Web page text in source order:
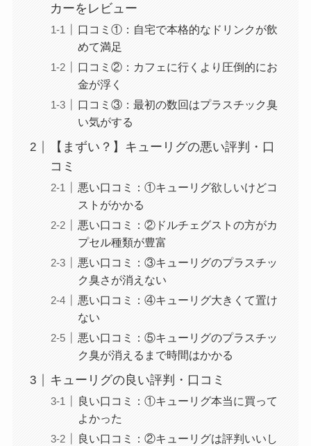
カーをレビュー
口コミ①：自宅で本格的なドリンクが飲
めて満足
口コミ②：カフェに行くより圧倒的にお
金が浮く
口コミ③：最初の数回はプラスチック臭
い気がする
【まずい？】キューリグの悪い評判・口
コミ
悪い口コミ：①キューリグ欲しいけどコ
ストがかかる
悪い口コミ：②ドルチェグストの方がカ
プセル種類が豊富
悪い口コミ：③キューリグのプラスチッ
ク臭さが消えない
悪い口コミ：④キューリグ大きくて置け
ない
悪い口コミ：⑤キューリグのプラスチッ
ク臭が消えるまで時間はかかる
キューリグの良い評判・口コミ
良い口コミ：①キューリグ本当に買って
よかった
良い口コミ：②キューリグは評判いいし